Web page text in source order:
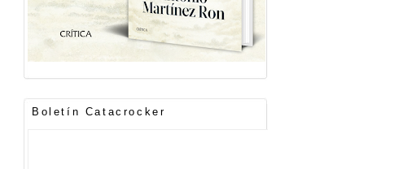
Boletín Catacrocker